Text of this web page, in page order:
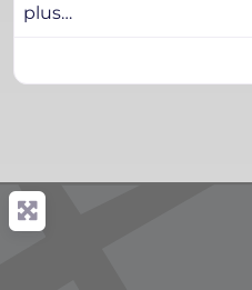
plus…